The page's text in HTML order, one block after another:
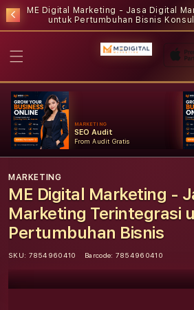
ME Digital Marketing - Jasa Digital
untuk Pertumbuhan Bisnis
MARKETING
SEO Audit
From Audit Gratis
MARKETING
ME Digital Marketing -
Marketing Terintegrasi
Pertumbuhan Bisnis
SKU: 7854960410 Barcode: 7854960410